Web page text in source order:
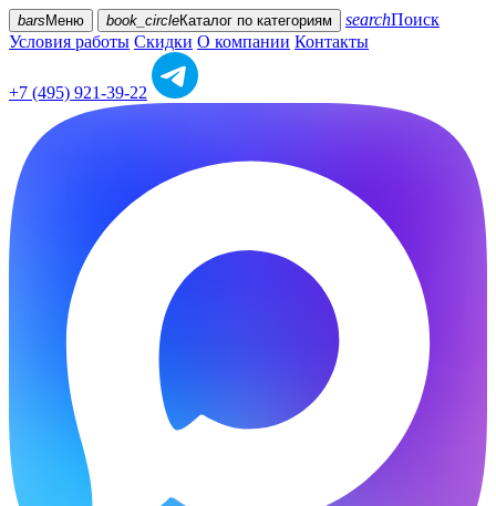
bars Меню book_circleКаталог по категориям searchПоиск
Условия работы Скидки О компании Контакты
+7 (495) 921-39-22